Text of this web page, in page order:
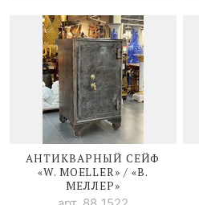
АНТИКВАРНЫЙ СЕЙФ
«W. MOELLER» / «В.
МЕЛЛЕР»